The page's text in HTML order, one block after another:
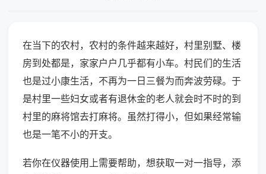
在当下的农村，农村的条件越来越好，村里别墅、楼
房到处都是，家家户户几乎都有小车。村民们的生活
也是过小康生活，不再为一日三餐为而奔波劳碌。于
是村里一些妇女或者有退休金的老人就会时不时的到
村里的麻将馆去打麻将。虽然打得小，但如果经常输
也是一笔不小的开支。
若你在仪器使用上需要帮助，想获取一对一指导，添